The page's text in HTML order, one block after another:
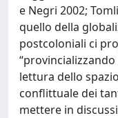
e Negri 2002;
quello della
postcoloniali ci
“provincializzando
lettura dello
conflittuale dei
mettere in